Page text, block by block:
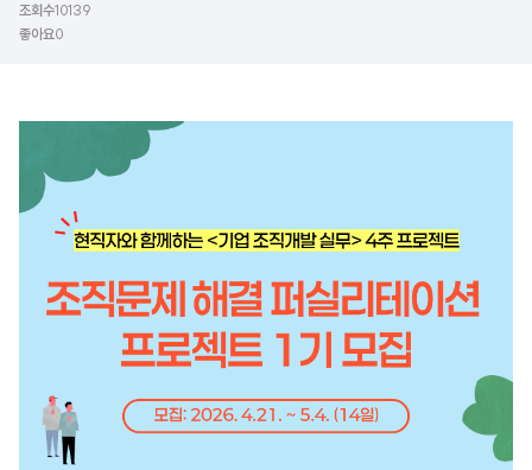
조회수10139
좋아요0